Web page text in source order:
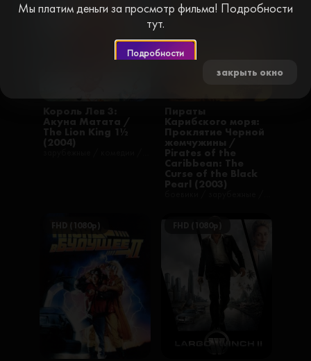
Акуна Матата /
The Lion King 1½
(2004)
Карибского моря:
Проклятие Черной
жемчужины /
Pirates of the
Caribbean: The
Curse of the Black
Pearl (2003)
FHD (1080p)
Мы платим деньги за просмотр фильма! Подробности
тут.
Подробности
закрыть окно